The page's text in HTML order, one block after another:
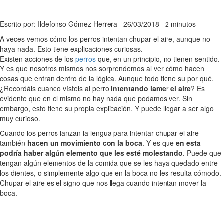
Escrito por: Ildefonso Gómez Herrera 26/03/2018 2 minutos
A veces vemos cómo los perros intentan chupar el aire, aunque no
haya nada. Esto tiene explicaciones curiosas.
Existen acciones de los perros que, en un principio, no tienen sentido.
Y es que nosotros mismos nos sorprendemos al ver cómo hacen
cosas que entran dentro de la lógica. Aunque todo tiene su por qué.
¿Recordáis cuando vísteis al perro intentando lamer el aire? Es
evidente que en el mismo no hay nada que podamos ver. Sin
embargo, esto tiene su propia explicación. Y puede llegar a ser algo
muy curioso.
Cuando los perros lanzan la lengua para intentar chupar el aire
también hacen un movimiento con la boca. Y es que en esta
podría haber algún elemento que les esté molestando. Puede que
tengan algún elementos de la comida que se les haya quedado entre
los dientes, o simplemente algo que en la boca no les resulta cómodo.
Chupar el aire es el signo que nos llega cuando intentan mover la
boca.